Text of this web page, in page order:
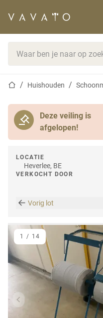
StartpaginaHuishouden
Deze veiling is
afgelopen!
LOCATIE
Heverlee, BE
VERKOCHT DOOR
Vorig lot
Vorig item
1 / 14